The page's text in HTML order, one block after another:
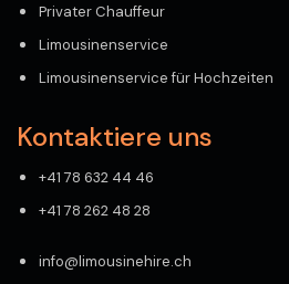
Privater Chauffeur
Limousinenservice
Limousinenservice für Hochzeiten
Kontaktiere uns
+41 78 632 44 46
+41 78 262 48 28
info@limousinehire.ch